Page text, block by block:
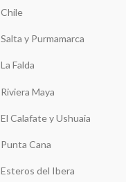
Chile
Salta y Purmamarca
La Falda
Riviera Maya
El Calafate y Ushuaia
Punta Cana
Esteros del Ibera